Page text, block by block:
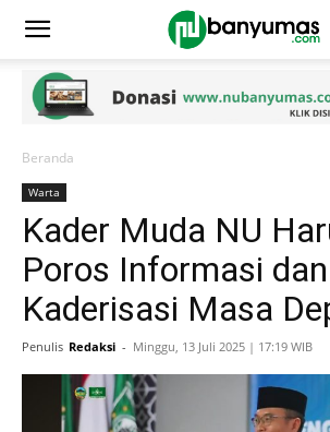
Beranda
Warta
Kader Muda NU
Poros Informasi dan
Kaderisasi Masa
Penulis Redaksi - Minggu, 13 Juli 2025 | 17:19 WIB